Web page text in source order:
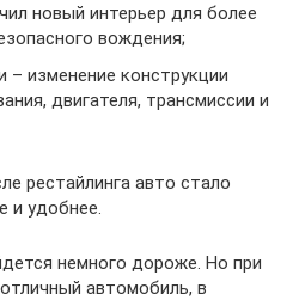
новый интерьер для более
вождения;
– изменение конструкции
двигателя, трансмиссии и
рестайлинга авто стало
и удобнее.
немного дороже. Но при
автомобиль, в